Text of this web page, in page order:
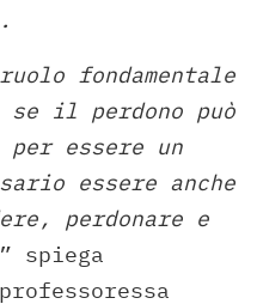
fondamentale
se il perdono può
essere un
essere anche
perdonare e
” spiega